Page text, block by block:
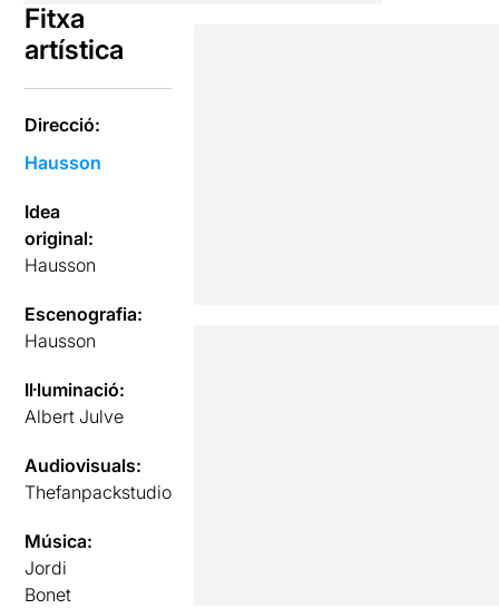
Fitxa
artística
Direcció:
Hausson
Idea
original:
Hausson
Escenografia:
Hausson
Il·luminació:
Albert Julve
Audiovisuals:
Thefanpackstudio
Música:
Jordi
Bonet